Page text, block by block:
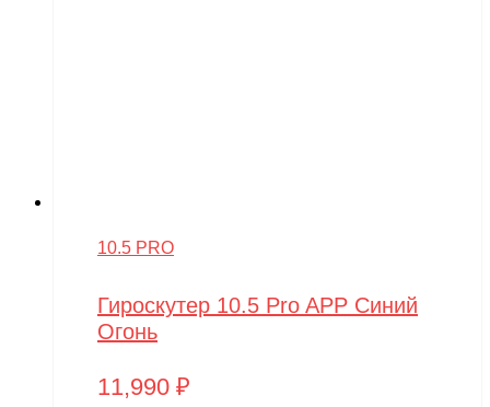
10.5 PRO
Гироскутер 10.5 Pro APP Синий
Огонь
11,990 ₽